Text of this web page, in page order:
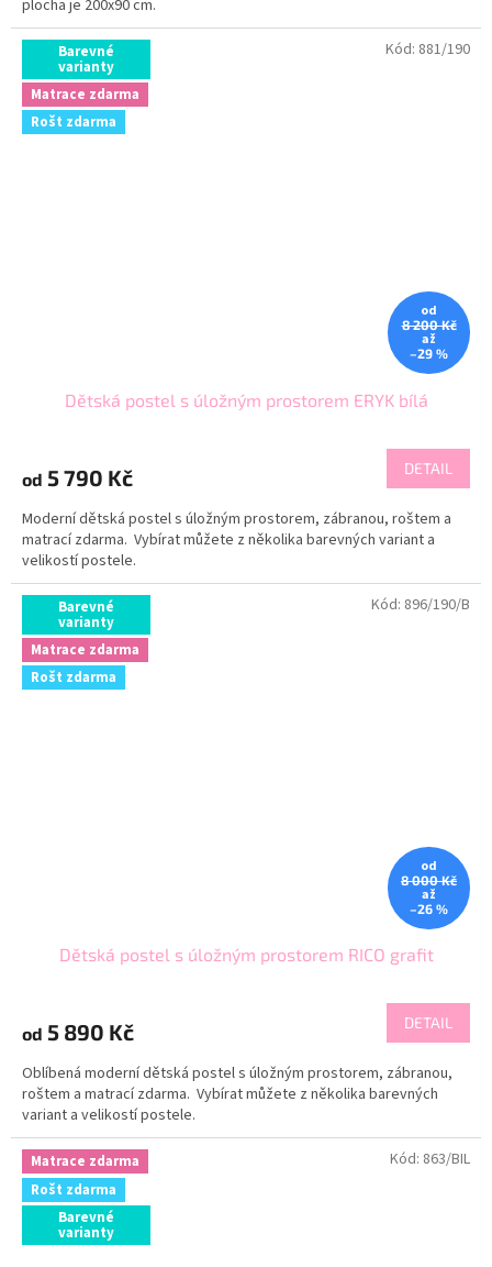
plocha je 200x90 cm.
Barevné
varianty
Matrace zdarma
Rošt zdarma
od
8 200 Kč
až
–29 %
Dětská postel s úložným prostorem ERYK bílá
od 5 790 Kč DETAIL
Moderní dětská postel s úložným prostorem, zábranou, roštem a
matrací zdarma. Vybírat můžete z několika barevných variant a
velikostí postele.
Kód: 881/190
Barevné
varianty
Matrace zdarma
Rošt zdarma
od
8 000 Kč
až
–26 %
Dětská postel s úložným prostorem RICO grafit
od 5 890 Kč DETAIL
Oblíbená moderní dětská postel s úložným prostorem, zábranou,
roštem a matrací zdarma. Vybírat můžete z několika barevných
variant a velikostí postele.
Kód: 896/190/B
Matrace zdarma
Rošt zdarma
Barevné
varianty
Kód: 863/BIL